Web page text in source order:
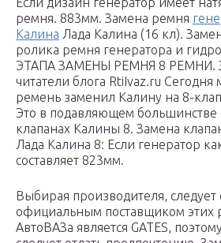
ремня. 883мм. Замена ремня
Калина Лада Калина (16 кл).
ролика ремня генератора и
ЭТАПА ЗАМЕНЫ РЕМНЯ 8 РЕМНИ.
читатели блога RtiIvaz.ru
ремень заменил Калину на 8-
Это в подавляющем большинстве
клапанах Калины 8. Замена
Лада Калина 8: Если генератор
составляет 823мм.
Выбирая производителя, следует
официальным поставщиком этих
АвтоВАЗа является GATES,